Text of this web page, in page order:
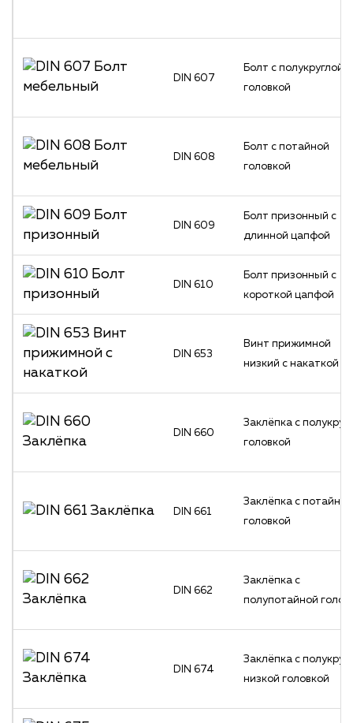
DIN 607
Болт с полукруглой
головкой
DIN 608
Болт с потайной
головкой
DIN 609
Болт призонный с
длинной цапфой
DIN 610
Болт призонный с
короткой цапфой
DIN 653
Винт прижимной
низкий с накаткой
DIN 660
Заклёпка с
головкой
DIN 661
Заклёпка с потайной
головкой
DIN 662
Заклёпка с
полупотайной
DIN 674
Заклёпка с
низкой головкой